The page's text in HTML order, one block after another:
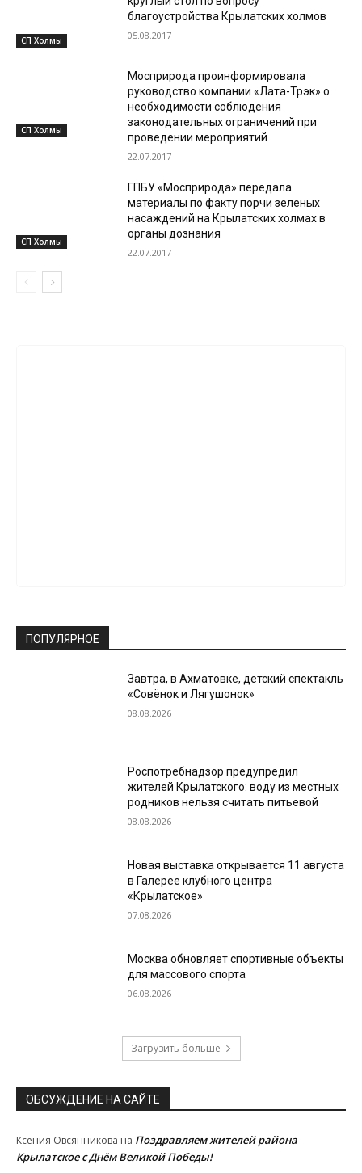
СП Холмы
благоустройства Крылатских холмов
05.08.2017
СП Холмы
Мосприрода проинформировала
руководство компании «Лата-Трэк» о
необходимости соблюдения
законодательных ограничений при
проведении мероприятий
22.07.2017
СП Холмы
ГПБУ «Мосприрода» передала
материалы по факту порчи зеленых
насаждений на Крылатских холмах в
органы дознания
22.07.2017
ПОПУЛЯРНОЕ
Завтра, в Ахматовке, детский спектакль
«Совёнок и Лягушонок»
08.08.2026
Роспотребнадзор предупредил
жителей Крылатского: воду из местных
родников нельзя считать питьевой
08.08.2026
Новая выставка открывается 11 августа
в Галерее клубного центра
«Крылатское»
07.08.2026
Москва обновляет спортивные объекты
для массового спорта
06.08.2026
Загрузить больше
ОБСУЖДЕНИЕ НА САЙТЕ
Ксения Овсянникова на Поздравляем жителей района
Крылатское с Днём Великой Победы!